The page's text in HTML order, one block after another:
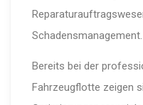
Schadensmanagement.
Bereits bei der
Fahrzeugflotte zeigen